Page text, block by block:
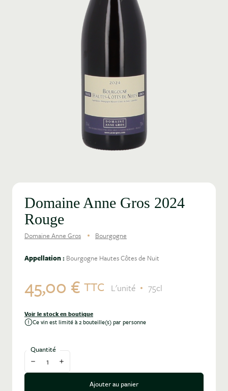
Domaine Anne Gros 2024
Rouge
Domaine Anne Gros Bourgogne
Appellation : Bourgogne Hautes Côtes de Nuit
45,00 € TTC L'unité 75cl
Voir le stock en boutique
Ce vin est limité à 2 bouteille(s) par personne
Quantité
Diminuer la quantité
Augmenter la quantité
Ajouter au panier